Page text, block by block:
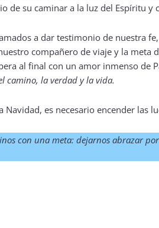
de su caminar a la luz del Espíritu y
a dar testimonio de nuestra
compañero de viaje y la meta
al final con un amor inmenso de
camino, la verdad y la vida.
Navidad, es necesario encender las
con una meta: dejarnos abrazar